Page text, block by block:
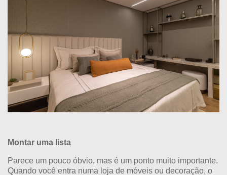
Montar uma lista
Parece um pouco óbvio, mas é um ponto muito importante.
Quando você entra numa loja de móveis ou decoração, o